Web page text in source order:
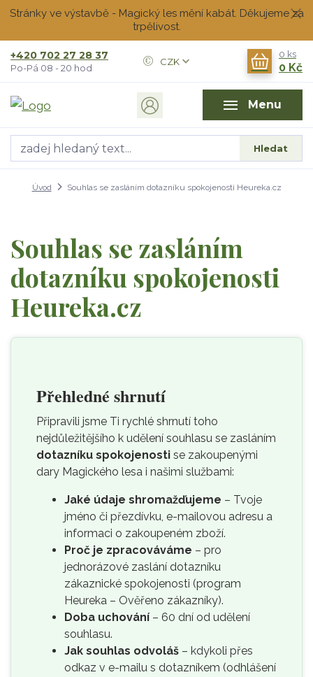
Stránky ve výstavbě - Magický les mění kabát. Děkujeme za
trpělivost.
Menu
CZK
Hledat
+420 702 27 28 37
Po-Pá 08 - 20 hod
0 ks
0 Kč
Úvod Souhlas se zasláním dotazníku spokojenosti Heureka.cz
Souhlas se zasláním
dotazníku spokojenosti
Heureka.cz
Přehledné shrnutí
Připravili jsme Ti rychlé shrnutí toho
nejdůležitějšího k udělení souhlasu se zasláním
dotazníku spokojenosti se zakoupenými
dary Magického lesa i našimi službami:
Jaké údaje shromažďujeme – Tvoje
jméno či přezdívku, e-mailovou adresu a
informaci o zakoupeném zboží.
Proč je zpracováváme – pro
jednorázové zaslání dotazníku
zákaznické spokojenosti (program
Heureka – Ověřeno zákazníky).
Doba uchování – 60 dní od udělení
souhlasu.
Jak souhlas odvoláš – kdykoli přes
odkaz v e-mailu s dotazníkem (odhlášení